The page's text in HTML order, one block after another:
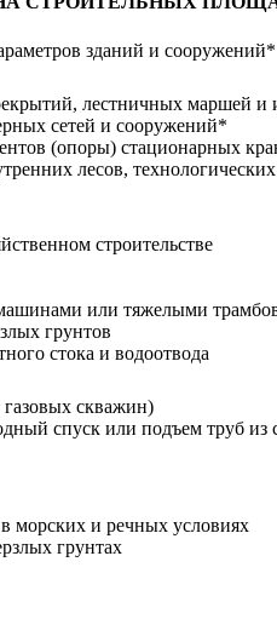
зданий и сооружений*
лестничных маршей
сетей и сооружений*
(опоры) стационарных
лесов,
строительстве
или тяжелыми
грунтов
стока и водоотвода
скважин)
спуск или подъем труб из
морских и речных условиях
грунтах